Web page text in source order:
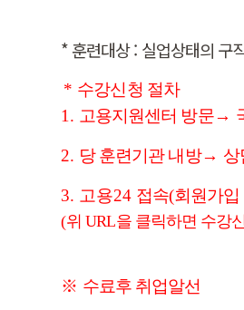
* 훈련대상 : 실업상태의 구
* 수강신청 절차
1. 고용지원센터 방문→
2. 당 훈련기관 내방→ 상
3. 고용24 접속(회원가입
(위 URL을 클릭하면 수강
※​ 수료후 취업알선